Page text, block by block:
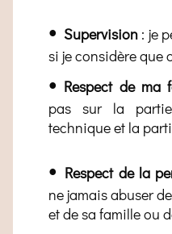
• Supervision: je
si je considère que
• Respect de ma
pas sur la
technique et la
• Respect de la
ne jamais abuser
et de sa famille ou